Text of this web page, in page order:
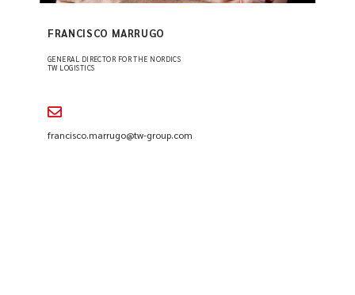
FRANCISCO MARRUGO
GENERAL DIRECTOR FOR THE NORDICS
TW LOGISTICS
francisco.marrugo@tw-group.com